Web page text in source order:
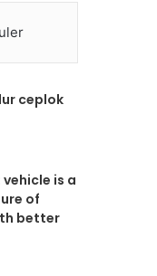
ceplok
is a
of
better